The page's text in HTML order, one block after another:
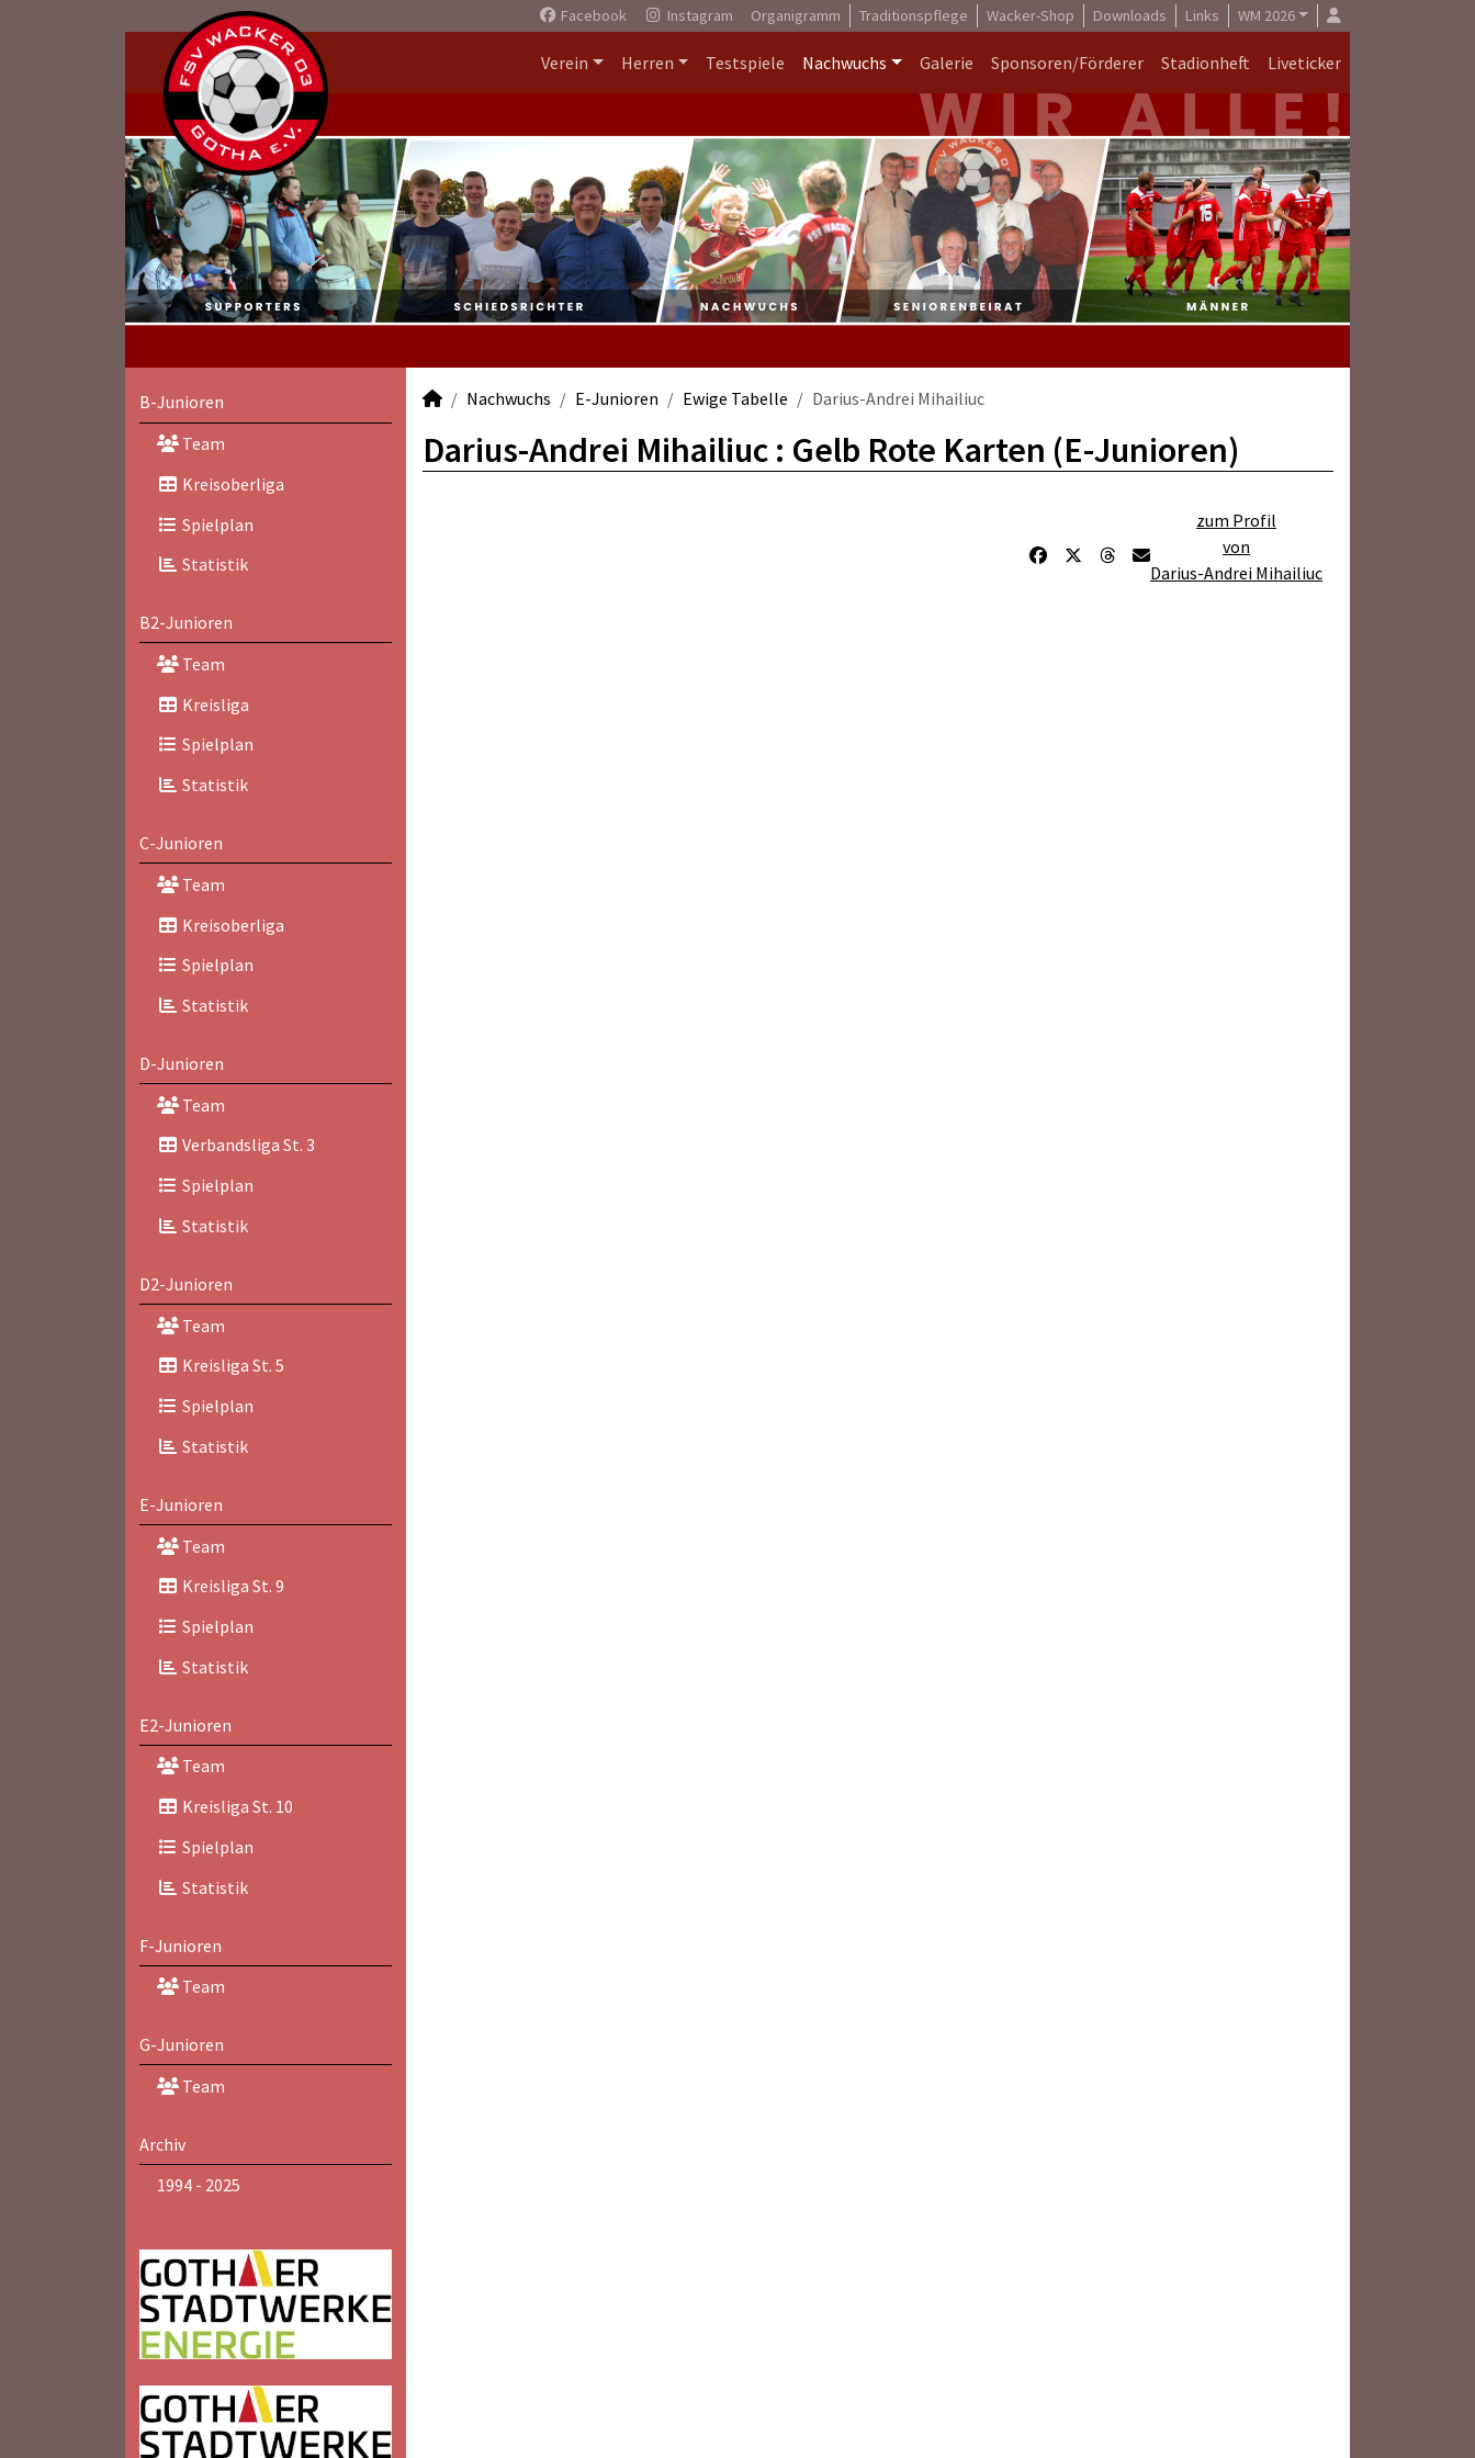
Facebook Instagram Organigramm Traditionspflege Wacker-Shop Downloads Links WM 2026
Verein Herren Testspiele Nachwuchs Galerie Sponsoren/Förderer Stadionheft Liveticker
B-Junioren
Team
Kreisoberliga
Spielplan
Statistik
B2-Junioren
Team
Kreisliga
Spielplan
Statistik
C-Junioren
Team
Kreisoberliga
Spielplan
Statistik
D-Junioren
Team
Verbandsliga St. 3
Spielplan
Statistik
D2-Junioren
Team
Kreisliga St. 5
Spielplan
Statistik
E-Junioren
Team
Kreisliga St. 9
Spielplan
Statistik
E2-Junioren
Team
Kreisliga St. 10
Spielplan
Statistik
F-Junioren
Team
G-Junioren
Team
Archiv
1994 - 2025
Nachwuchs E-Junioren Ewige Tabelle Darius-Andrei Mihailiuc
Darius-Andrei Mihailiuc : Gelb Rote Karten (E-Junioren)
zum Profil
von
Darius-Andrei Mihailiuc